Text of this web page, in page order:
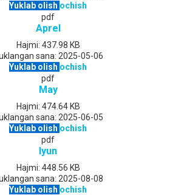
Yuklab olish ochish
pdf
Aprel
Hajmi: 437.98 KB
sana: 2025-05-06
Yuklab olish ochish
pdf
May
Hajmi: 474.64 KB
sana: 2025-06-05
Yuklab olish ochish
pdf
Iyun
Hajmi: 448.56 KB
sana: 2025-08-08
Yuklab olish ochish